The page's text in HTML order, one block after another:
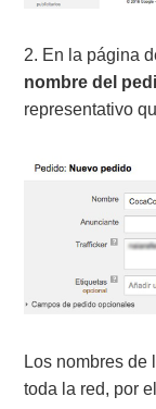
2. En la página
nombre del
representativo
Los nombres de
toda la red, por